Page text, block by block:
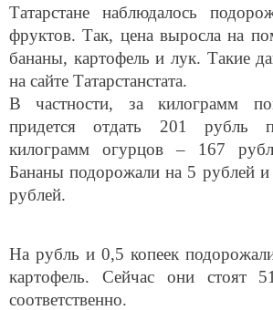
Татарстане наблюдалось
фруктов. Так, цена выросла на
бананы, картофель и лук. Такие
на сайте Татарстанстата.
В частности, за килограмм
придется отдать 201 рубль
килограмм огурцов – 167
Бананы подорожали на 5 рублей и
рублей.
На рубль и 0,5 копеек
картофель. Сейчас они стоят
соответственно.